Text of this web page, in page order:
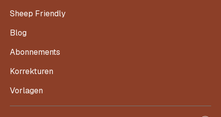
Sheep Friendly
Blog
Abonnements
Korrekturen
Vorlagen